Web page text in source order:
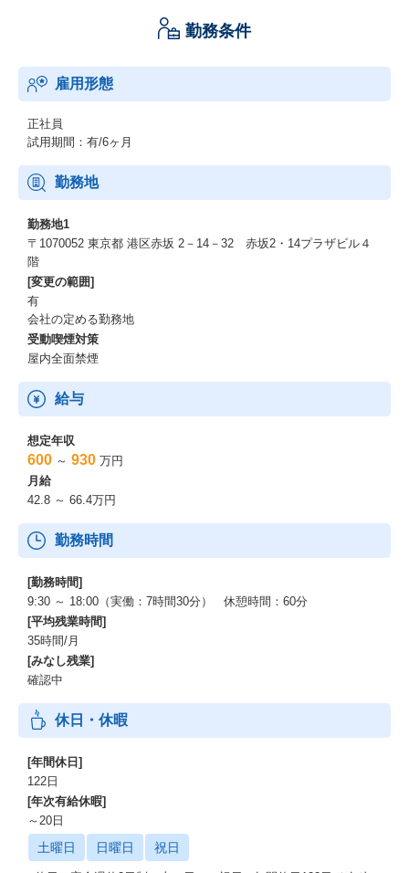
勤務条件
雇用形態
正社員
試用期間：有/6ヶ月
勤務地
勤務地1
〒1070052 東京都 港区赤坂 2－14－32 赤坂2・14プラザビル４
階
[変更の範囲]
有
会社の定める勤務地
受動喫煙対策
屋内全面禁煙
給与
想定年収
600 ～ 930 万円
月給
42.8 ～ 66.4万円
勤務時間
[勤務時間]
9:30 ～ 18:00（実働：7時間30分） 休憩時間：60分
[平均残業時間]
35時間/月
[みなし残業]
確認中
休日・休暇
[年間休日]
122日
[年次有給休暇]
～20日
土曜日 日曜日 祝日